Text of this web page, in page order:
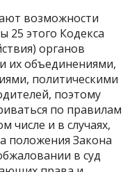
возможности
25 этого Кодекса
органов
их объединениями,
политическими
поэтому
по правилам
числе и в случаях,
положения Закона
в суд